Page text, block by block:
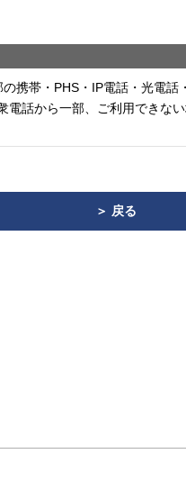
携帯・PHS・IP電話・光電話
話から一部、ご利用できない
＞ 戻る